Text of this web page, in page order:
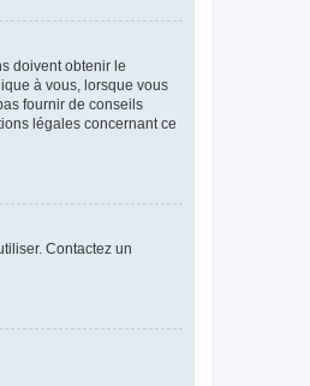
doivent obtenir le
à vous, lorsque vous
fournir de conseils
légales concernant ce
Contactez un